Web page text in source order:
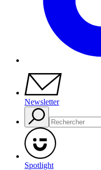
Newsletter
Spotlight